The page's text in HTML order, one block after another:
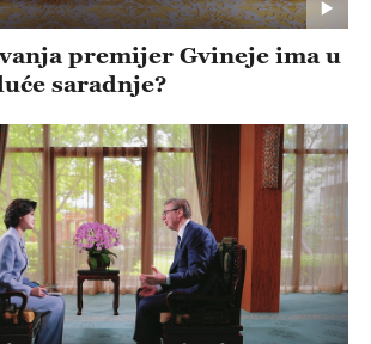
premijer Gvineje ima u
saradnje?